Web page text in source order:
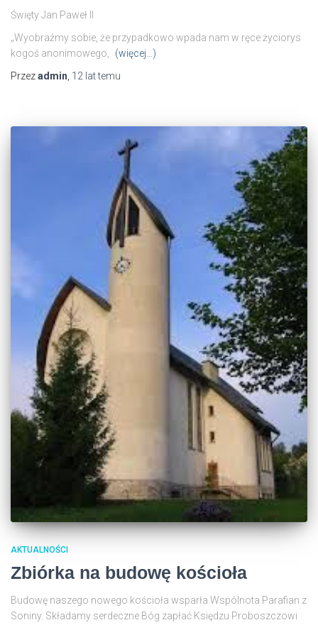
Święty Jan Paweł II
„Wyobraźmy sobie, że przypadkowo wpada nam w ręce życiorys
kogoś anonimowego,
(więcej…)
Przezadmin, 12 lattemu
AKTUALNOŚCI
Zbiórka na budowę kościoła
Budowę naszego nowego kościoła wsparła Wspólnota Parafian z
Soniny. Składamy serdeczne Bóg zapłać Księdzu Proboszczowi